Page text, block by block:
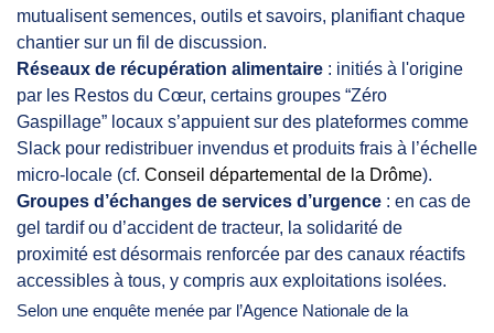
mutualisent semences, outils et savoirs, planifiant chaque
chantier sur un fil de discussion.
Réseaux de récupération alimentaire : initiés à l'origine
par les Restos du Cœur, certains groupes “Zéro
Gaspillage” locaux s’appuient sur des plateformes comme
Slack pour redistribuer invendus et produits frais à l’échelle
micro-locale (cf. Conseil départemental de la Drôme).
Groupes d’échanges de services d’urgence : en cas de
gel tardif ou d’accident de tracteur, la solidarité de
proximité est désormais renforcée par des canaux réactifs
accessibles à tous, y compris aux exploitations isolées.
Selon une enquête menée par l’Agence Nationale de la